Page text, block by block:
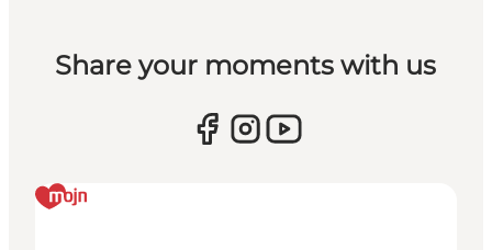
Share your moments with us